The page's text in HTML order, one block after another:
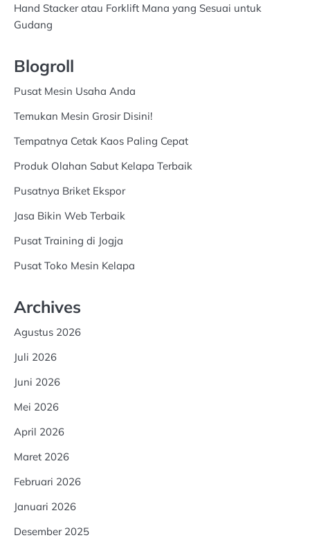
Hand Stacker atau Forklift Mana yang Sesuai untuk
Gudang
Blogroll
Pusat Mesin Usaha Anda
Temukan Mesin Grosir Disini!
Tempatnya Cetak Kaos Paling Cepat
Produk Olahan Sabut Kelapa Terbaik
Pusatnya Briket Ekspor
Jasa Bikin Web Terbaik
Pusat Training di Jogja
Pusat Toko Mesin Kelapa
Archives
Agustus 2026
Juli 2026
Juni 2026
Mei 2026
April 2026
Maret 2026
Februari 2026
Januari 2026
Desember 2025